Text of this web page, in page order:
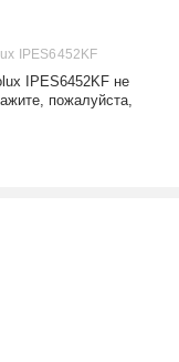
IPES6452KF
IPES6452KF не
пожалуйста,